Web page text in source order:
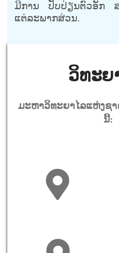
ມີການ ປັບປ່ຽນຕົວອັກ ສ
ແຕ່ລະພາກສ່ວນ.
ວິທະຍ
ມະຫາວິທະຍາໄລແຫ່ງຊາ
ນີ້: